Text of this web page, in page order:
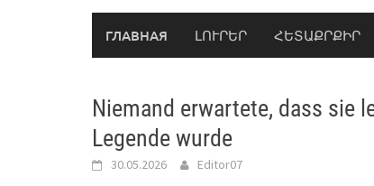
ГЛАВНАЯ ԼՈՒՐԵՐ ՀԵՏԱՔՐՔԻՐ
Niemand erwartete, dass sie
Legende wurde
30.05.2026 Editor07